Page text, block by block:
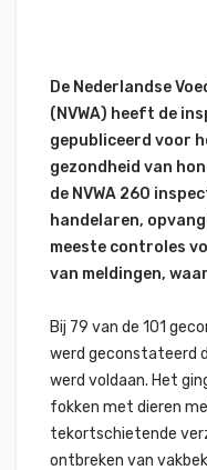
De Nederlandse
(NVWA) heeft de
gepubliceerd voor
gezondheid van
de NVWA 260
handelaren,
meeste controles
van meldingen,
Bij 79 van de 101
werd geconstateerd
werd voldaan. Het
fokken met dieren
tekortschietende
ontbreken van